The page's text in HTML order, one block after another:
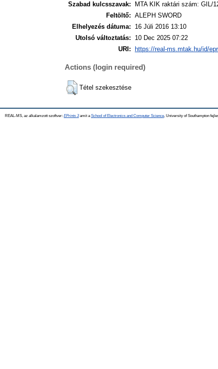
Szabad kulcsszavak:
MTA KIK raktári szám: GIL/
Feltöltő: ALEPH SWORD
Elhelyezés dátuma:
16 Júli 2016 13:10
Utolsó változtatás:
10 Dec 2025 07:22
URI:
https://real-ms.mtak.hu/id/
Actions (login required)
Tétel szekesztése
REAL-MS, az alkalamzott szoftver: EPrints 3amit a School of Electronics and Computer Science , University of Southampton